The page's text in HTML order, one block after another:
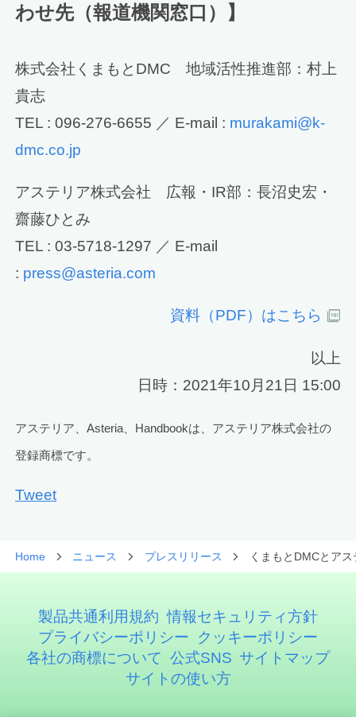
わせ先（報道機関窓口）】
株式会社くまもとDMC 地域活性推進部：村上
貴志
TEL : 096-276-6655 ／ E-mail : murakami@k-
dmc.co.jp
アステリア株式会社 広報・IR部：長沼史宏・
齋藤ひとみ
TEL : 03-5718-1297 ／ E-mail
: press@asteria.com
資料（PDF）はこちら
以上
日時：2021年10月21日 15:00
アステリア、Asteria、Handbookは、アステリア株式会社の
登録商標です。
Tweet
Home ニュース プレスリリース くまもとDMCとア
製品共通利用規約 情報セキュリティ方針
プライバシーポリシー
クッキーポリシー
各社の商標について 公式SNS サイトマップ
サイトの使い方